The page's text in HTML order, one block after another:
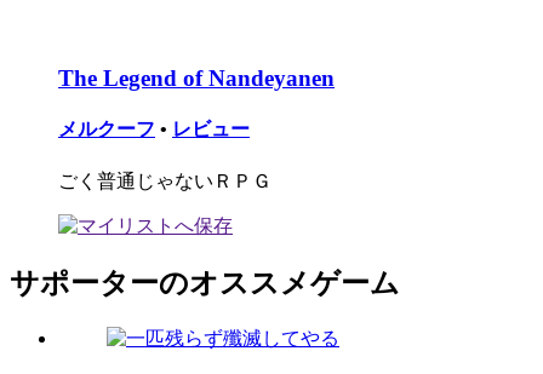
The Legend of Nandeyanen
メルクーフ • レビュー
ごく普通じゃないＲＰＧ
サポーターのオススメゲーム